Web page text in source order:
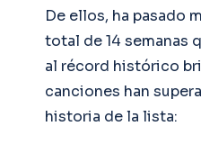
De ellos, ha pasado
total de 14 semanas
al récord histórico
canciones han
historia de la lista: